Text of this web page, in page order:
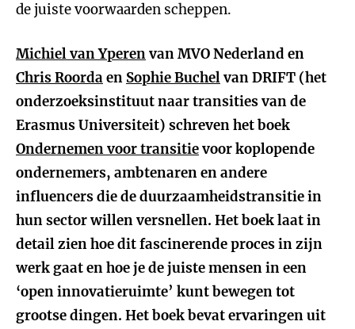
de juiste voorwaarden scheppen.
Michiel van Yperenvan MVO Nederland en
Chris Roordaen Sophie Buchelvan DRIFT (het
onderzoeksinstituut naar transities van de
Erasmus Universiteit) schreven het boek
Ondernemen voor transitievoor koplopende
ondernemers, ambtenaren en andere
influencers die de duurzaamheidstransitie in
hun sector willen versnellen. Het boek laat in
detail zien hoe dit fascinerende proces in zijn
werk gaat en hoe je de juiste mensen in een
‘open innovatieruimte’ kunt bewegen tot
grootse dingen. Het boek bevat ervaringen uit